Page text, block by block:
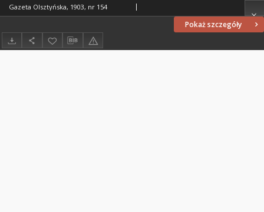
Pokaż szczegóły
Gazeta Olsztyńska, 1903, nr 154